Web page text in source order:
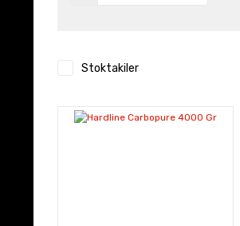
Stoktakiler